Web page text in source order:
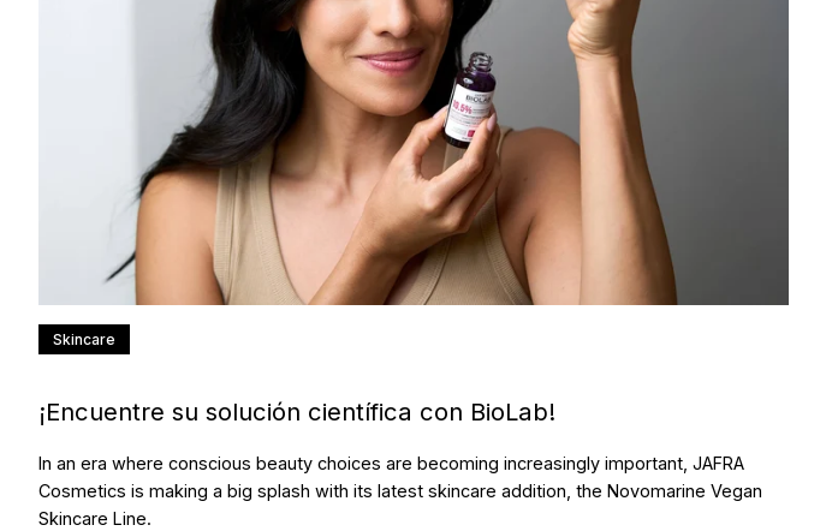
Skincare
¡Encuentre su solución científica con BioLab!
In an era where conscious beauty choices are becoming increasingly important, JAFRA
Cosmetics is making a big splash with its latest skincare addition, the Novomarine Vegan
Skincare Line.